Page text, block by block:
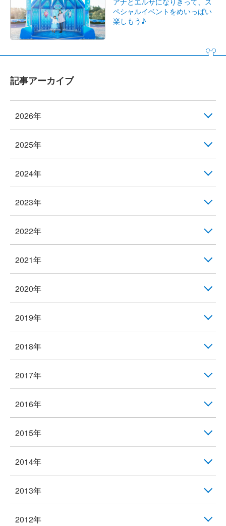
ペシャルイベントをめいっぱい
楽しもう♪
記事アーカイブ
2026年
2025年
2024年
2023年
2022年
2021年
2020年
2019年
2018年
2017年
2016年
2015年
2014年
2013年
2012年